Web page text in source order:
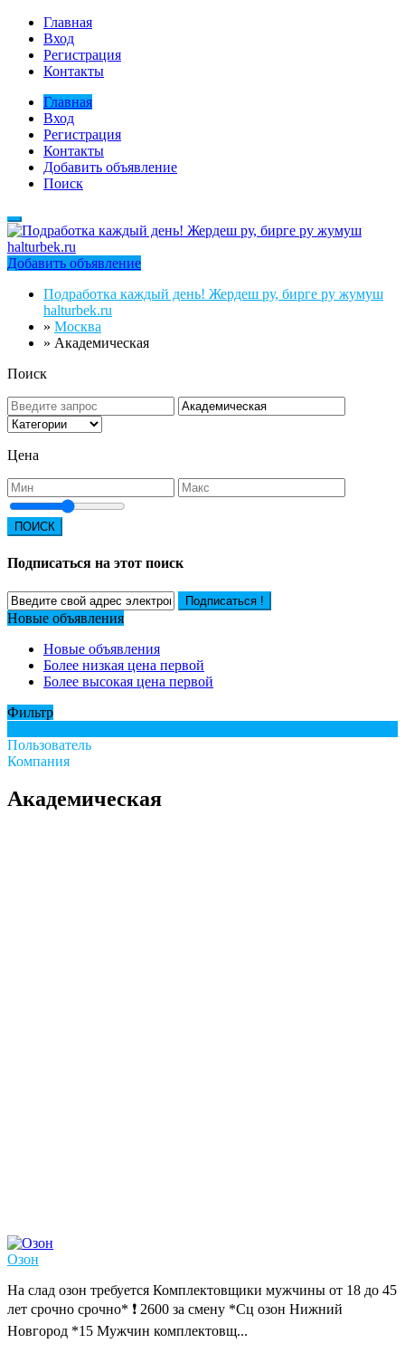
Главная
Вход
Регистрация
Контакты
Главная
Вход
Регистрация
Контакты
Добавить объявление
Поиск
Добавить объявление
Подработка каждый день! Жердеш ру, бирге ру жумуш
halturbek.ru
» Москва
» Академическая
Поиск
Цена
ПОИСК
Подписаться на этот поиск
Подписаться !
Новые объявления
Новые объявления
Более низкая цена первой
Более высокая цена первой
Фильтр
Пользователь
Компания
Академическая
Озон
На слад озон требуется Комплектовщики мужчины от 18 до 45
лет срочно срочно* ❗ 2600 за смену *Сц озон Нижний
Новгород *15 Мужчин комплектовщ...